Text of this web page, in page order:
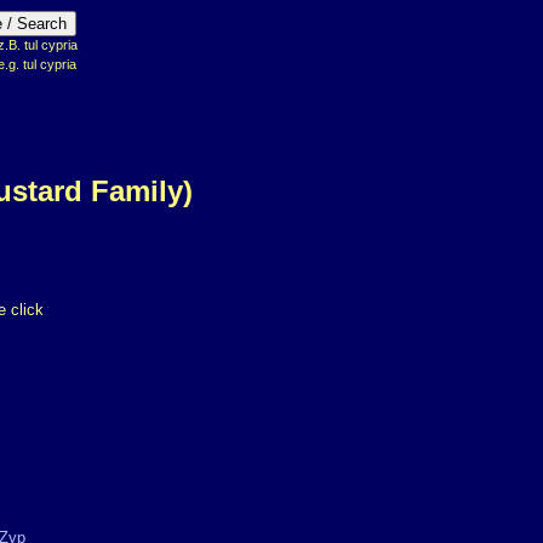
tul cypria
tul cypria
Family)
click
Zyp